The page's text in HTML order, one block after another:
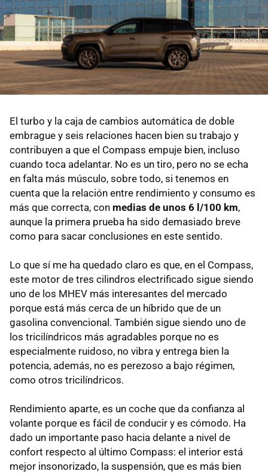
El turbo y la caja de cambios automática de doble
embrague y seis relaciones hacen bien su trabajo y
contribuyen a que el Compass empuje bien, incluso
cuando toca adelantar. No es un tiro, pero no se echa
en falta más músculo, sobre todo, si tenemos en
cuenta que la relación entre rendimiento y consumo es
más que correcta, con medias de unos 6 l/100 km,
aunque la primera prueba ha sido demasiado breve
como para sacar conclusiones en este sentido.
Lo que sí me ha quedado claro es que, en el Compass,
este motor de tres cilindros electrificado sigue siendo
uno de los MHEV más interesantes del mercado
porque está más cerca de un híbrido que de un
gasolina convencional. También sigue siendo uno de
los tricilíndricos más agradables porque no es
especialmente ruidoso, no vibra y entrega bien la
potencia, además, no es perezoso a bajo régimen,
como otros tricilíndricos.
Rendimiento aparte, es un coche que da confianza al
volante porque es fácil de conducir y es cómodo. Ha
dado un importante paso hacia delante a nivel de
confort respecto al último Compass: el interior está
mejor insonorizado, la suspensión, que es más bien